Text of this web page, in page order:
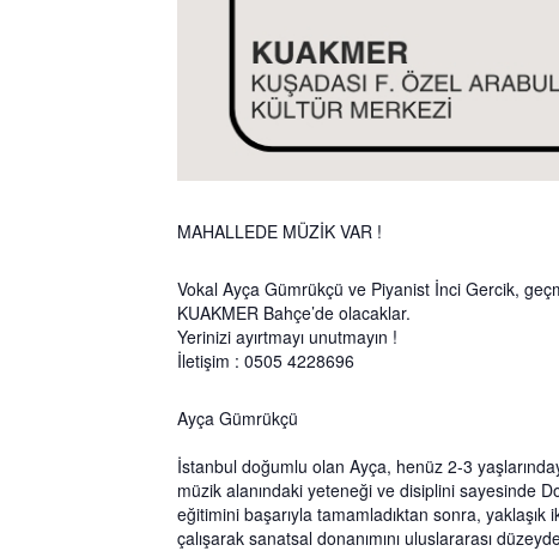
MAHALLEDE MÜZİK VAR !
Vokal Ayça Gümrükçü ve Piyanist İnci Gercik,
KUAKMER Bahçe’de olacaklar.
Yerinizi ayırtmayı unutmayın !
İletişim : 0505 4228696
Ayça Gümrükçü
İstanbul doğumlu olan Ayça, henüz 2-3
müzik alanındaki yeteneği ve disiplini sayesinde
eğitimini başarıyla tamamladıktan sonra,
çalışarak sanatsal donanımını uluslararası